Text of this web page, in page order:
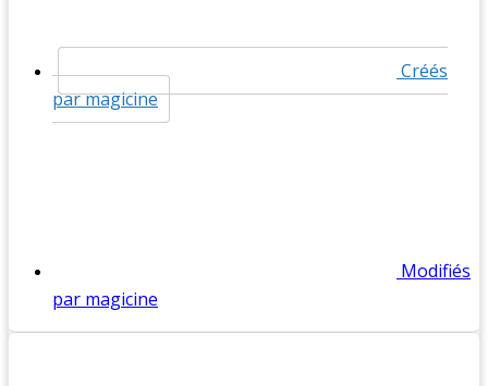
Créés
par magicine
Modifiés
par magicine